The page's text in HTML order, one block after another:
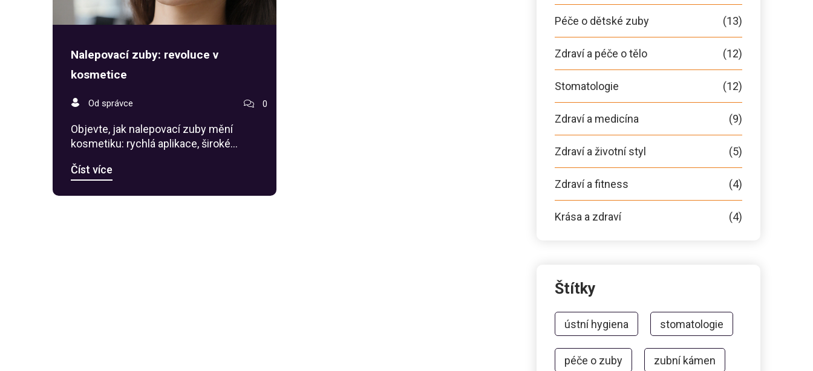
Nalepovací zuby: revoluce v
kosmetice
Od správce 0
Objevte, jak nalepovací zuby mění
kosmetiku: rychlá aplikace, široké
bezpečné použití.
Číst více
Péče o dětské zuby (13)
Zdraví a péče o tělo (12)
Stomatologie (12)
Zdraví a medicína (9)
Zdraví a životní styl (5)
Zdraví a fitness (4)
Krása a zdraví (4)
Štítky
ústní hygiena stomatologie
péče o zuby zubní kámen